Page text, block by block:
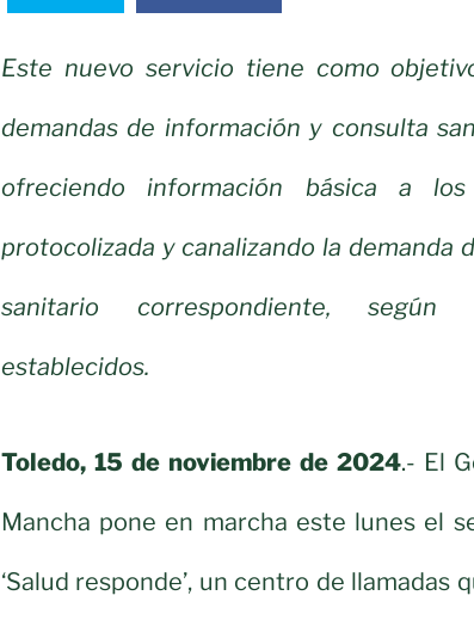
Este nuevo servicio tiene como
demandas de información y consulta
ofreciendo información básica a
protocolizada y canalizando la demanda
sanitario correspondiente, según
establecidos.
Toledo, 15 de noviembre de 2024.- El
Mancha pone en marcha este lunes el
‘Salud responde’, un centro de llamadas